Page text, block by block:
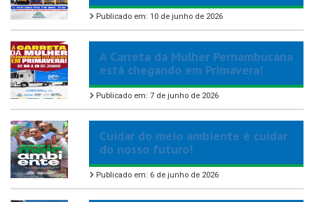
Publicado em: 10 de junho de 2026
A Carreta da Mulher Pernambucana
está chegando em Primavera!
Publicado em: 7 de junho de 2026
Cuidar do meio ambiente é cuidar
do nosso futuro!
Publicado em: 6 de junho de 2026